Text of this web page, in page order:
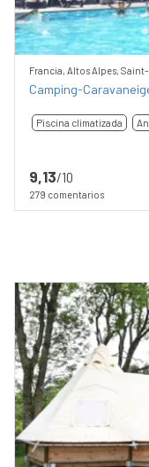
Francia, Altos Alpes,
Camping-
Piscina climatizada
9,13/10
279 comentarios
Previous